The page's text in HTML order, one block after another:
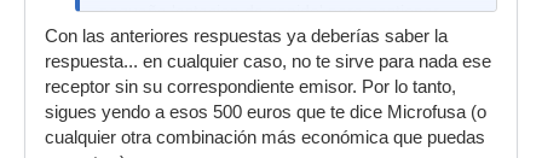
pequeña 'estacion de sonido' para gestionar
todo?
Con las anteriores respuestas ya deberías saber la
respuesta... en cualquier caso, no te sirve para nada ese
receptor sin su correspondiente emisor. Por lo tanto,
sigues yendo a esos 500 euros que te dice Microfusa (o
cualquier otra combinación más económica que puedas